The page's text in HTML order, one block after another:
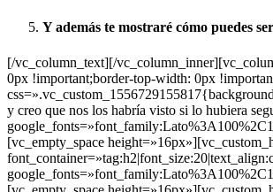
Y además te mostraré cómo puedes
[/vc_column_text][/
0px !important;border-top-width: 0px
y creo que nos los habría visto si lo hubiera
[vc_empty_space